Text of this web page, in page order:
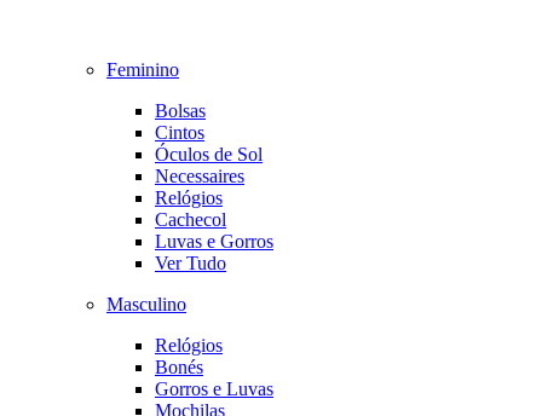
Feminino
Bolsas
Cintos
Óculos de Sol
Necessaires
Relógios
Cachecol
Luvas e Gorros
Ver Tudo
Masculino
Relógios
Bonés
Gorros e Luvas
Mochilas